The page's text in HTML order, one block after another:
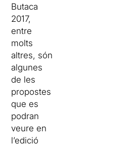
Butaca
2017,
entre
molts
altres, són
algunes
de les
propostes
que es
podran
veure en
l’edició